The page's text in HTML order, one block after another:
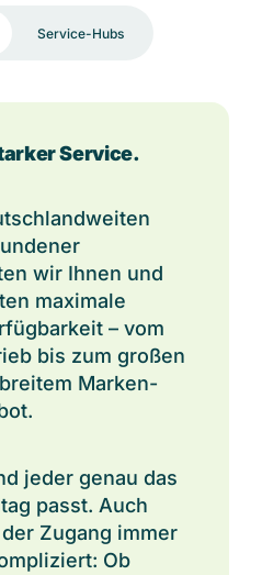
Service-Hubs
Service.
wir Ihnen und
maximale
– vom
bis zum großen
Marken-
jeder genau das
passt. Auch
Zugang immer
Ob